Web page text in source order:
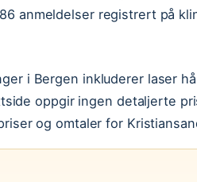
anmeldelser registrert på
i Bergen inkluderer laser
oppgir ingen detaljerte
og omtaler for